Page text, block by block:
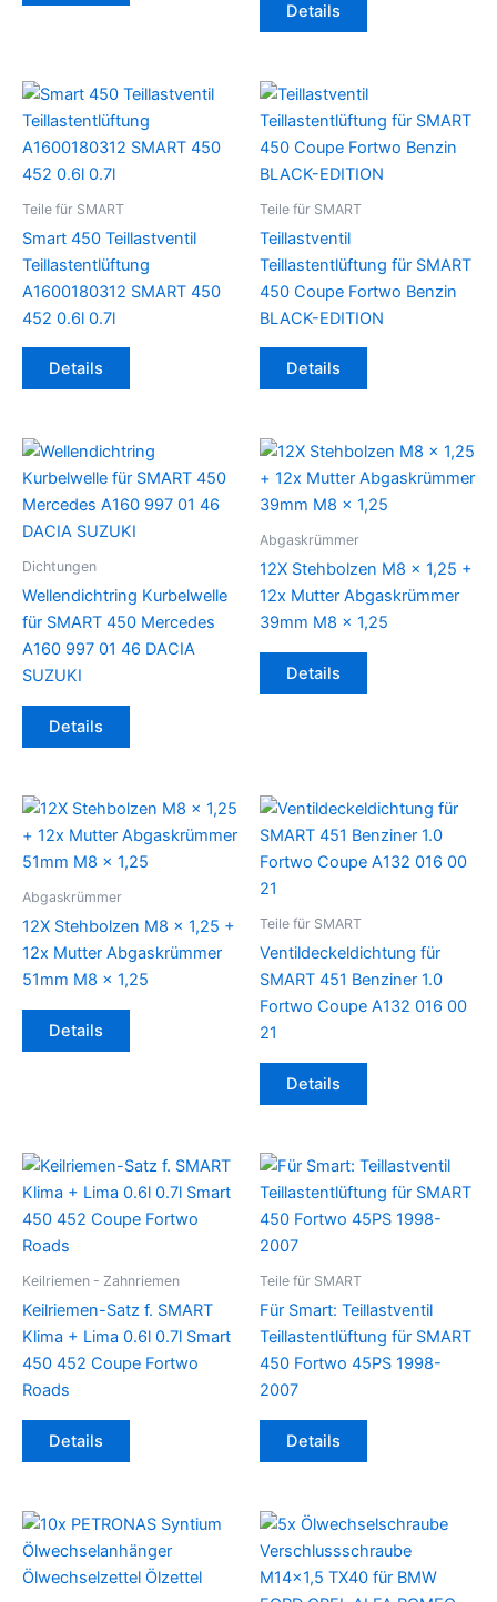
Details
Teile für SMART
Smart 450 Teillastventil
Teillastentlüftung
A1600180312 SMART 450
452 0.6l 0.7l
Details
Teile für SMART
Teillastventil
Teillastentlüftung für SMART
450 Coupe Fortwo Benzin
BLACK-EDITION
Details
Dichtungen
Wellendichtring Kurbelwelle
für SMART 450 Mercedes
A160 997 01 46 DACIA
SUZUKI
Details
Abgaskrümmer
12X Stehbolzen M8 x 1,25 +
12x Mutter Abgaskrümmer
39mm M8 x 1,25
Details
Abgaskrümmer
12X Stehbolzen M8 x 1,25 +
12x Mutter Abgaskrümmer
51mm M8 x 1,25
Details
Teile für SMART
Ventildeckeldichtung für
SMART 451 Benziner 1.0
Fortwo Coupe A132 016 00
21
Details
Keilriemen - Zahnriemen
Keilriemen-Satz f. SMART
Klima + Lima 0.6l 0.7l Smart
450 452 Coupe Fortwo
Roads
Details
Teile für SMART
Für Smart: Teillastventil
Teillastentlüftung für SMART
450 Fortwo 45PS 1998-
2007
Details